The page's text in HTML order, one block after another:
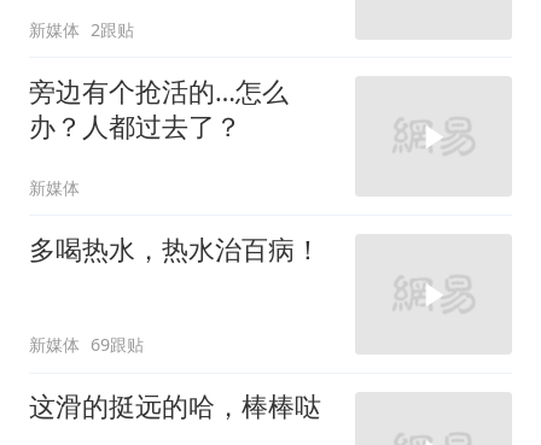
新媒体 2跟贴
旁边有个抢活的…怎么
办？人都过去了？
新媒体
多喝热水，热水治百病！
新媒体 69跟贴
这滑的挺远的哈，棒棒哒